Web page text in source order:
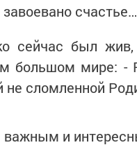
счастье…
сейчас был
большом мире:
не сломленной
и